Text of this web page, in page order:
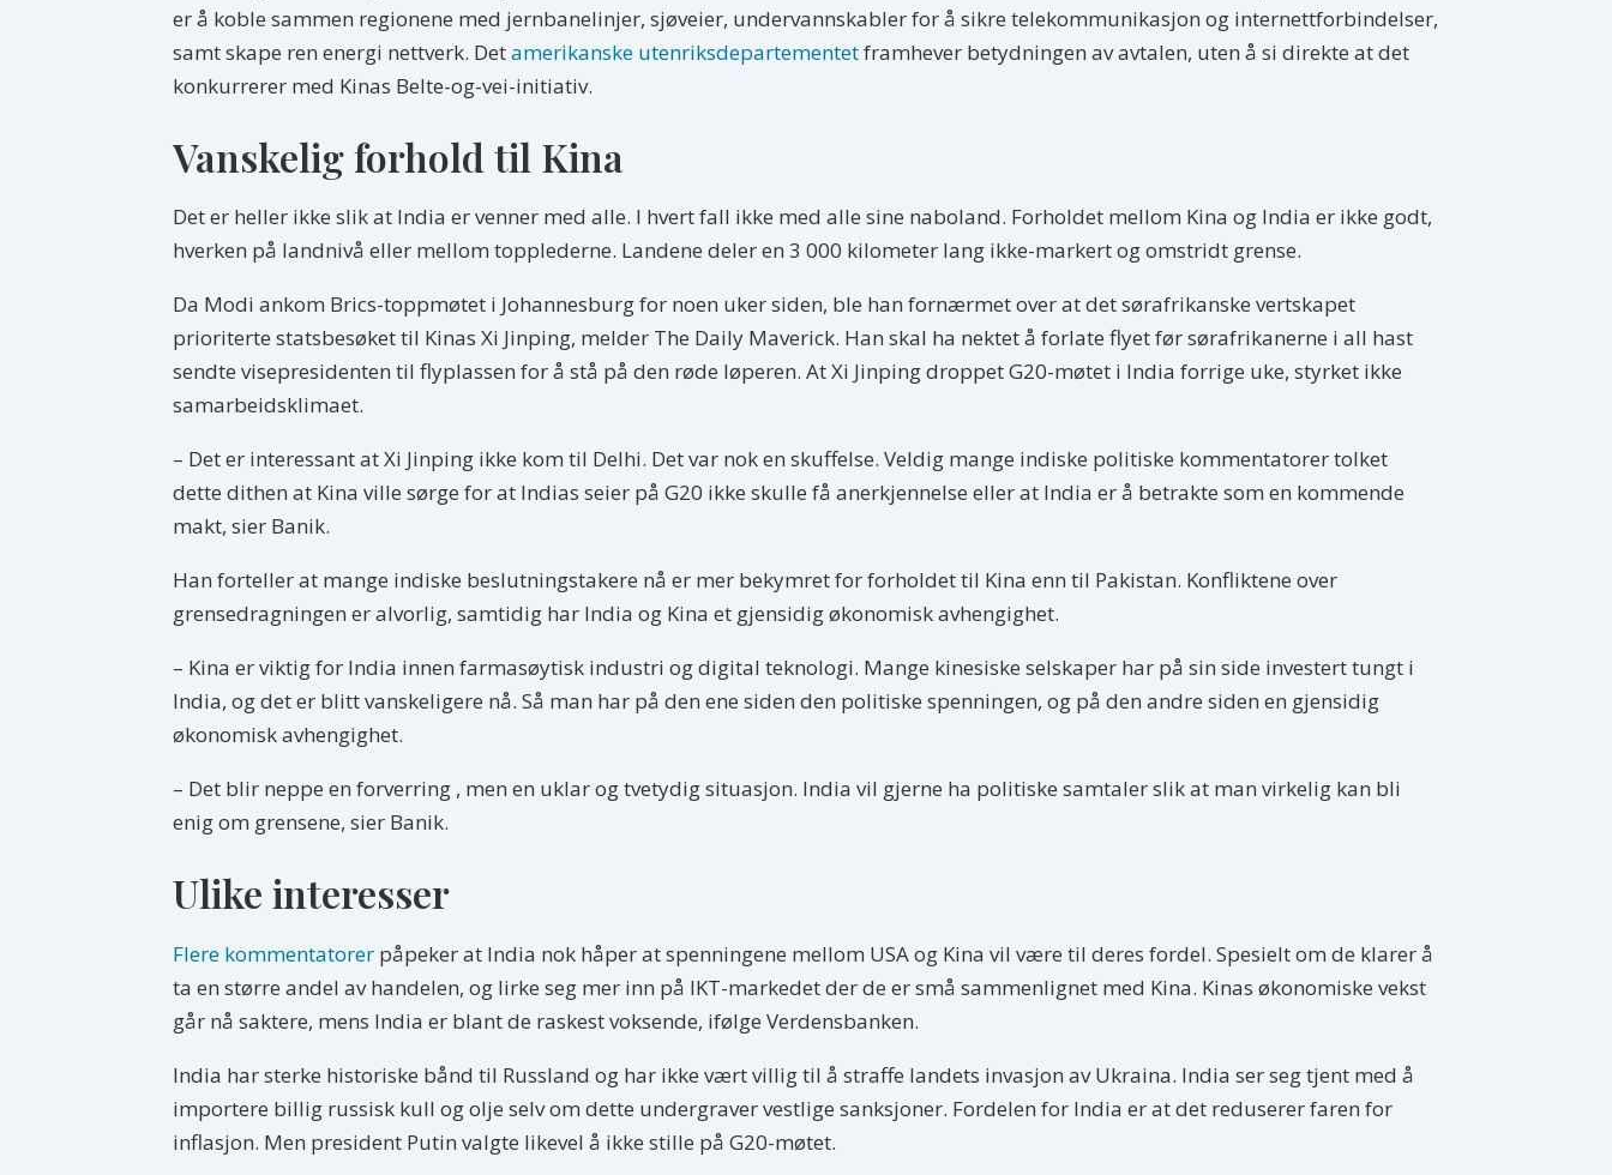
er å koble sammen regionene med jernbanelinjer, sjøveier, undervannskabler for å sikre telekommunikasjon og internettforbindelser,
samt skape ren energi nettverk. Detamerikanske utenriksdepartementetframhever betydningen av avtalen, uten å si direkte at det
konkurrerer med Kinas Belte-og-vei-initiativ.
Vanskelig forhold til Kina
Det er heller ikke slik at India er venner med alle. I hvert fall ikke med alle sine naboland. Forholdet mellom Kina og India er ikke godt,
hverken på landnivå eller mellom topplederne. Landene deler en 3 000 kilometer lang ikke-markert og omstridt grense.
Da Modi ankom Brics-toppmøtet i Johannesburg for noen uker siden, ble han fornærmet over at det sørafrikanske vertskapet
prioriterte statsbesøket til Kinas Xi Jinping, melder The Daily Maverick. Han skal ha nektet å forlate flyet før sørafrikanerne i all hast
sendte visepresidenten til flyplassen for å stå på den røde løperen. At Xi Jinping droppet G20-møtet i India forrige uke, styrket ikke
samarbeidsklimaet.
– Det er interessant at Xi Jinping ikke kom til Delhi. Det var nok en skuffelse. Veldig mange indiske politiske kommentatorer tolket
dette dithen at Kina ville sørge for at Indias seier på G20 ikke skulle få anerkjennelse eller at India er å betrakte som en kommende
makt, sier Banik.
Han forteller at mange indiske beslutningstakere nå er mer bekymret for forholdet til Kina enn til Pakistan. Konfliktene over
grensedragningen er alvorlig, samtidig har India og Kina et gjensidig økonomisk avhengighet.
– Kina er viktig for India innen farmasøytisk industri og digital teknologi. Mange kinesiske selskaper har på sin side investert tungt i
India, og det er blitt vanskeligere nå. Så man har på den ene siden den politiske spenningen, og på den andre siden en gjensidig
økonomisk avhengighet.
– Det blir neppe en forverring , men en uklar og tvetydig situasjon. India vil gjerne ha politiske samtaler slik at man virkelig kan bli
enig om grensene, sier Banik.
Ulike interesser
Flere kommentatorer påpeker at India nok håper at spenningene mellom USA og Kina vil være til deres fordel. Spesielt om de klarer å
ta en større andel av handelen, og lirke seg mer inn på IKT-markedet der de er små sammenlignet med Kina. Kinas økonomiske vekst
går nå saktere, mens India er blant de raskest voksende, ifølge Verdensbanken.
India har sterke historiske bånd til Russland og har ikke vært villig til å straffe landets invasjon av Ukraina. India ser seg tjent med å
importere billig russisk kull og olje selv om dette undergraver vestlige sanksjoner. Fordelen for India er at det reduserer faren for
inflasjon. Men president Putin valgte likevel å ikke stille på G20-møtet.